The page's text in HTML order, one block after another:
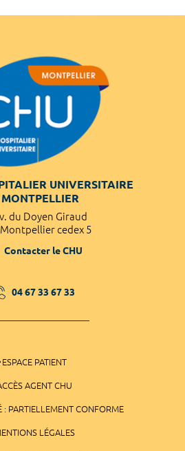
UNIVERSITAIRE
du Doyen Giraud
Montpellier cedex 5
Contacter le CHU
04 67 33 67 33
ESPACE PATIENT
AGENT CHU
: PARTIELLEMENT CONFORME
LÉGALES